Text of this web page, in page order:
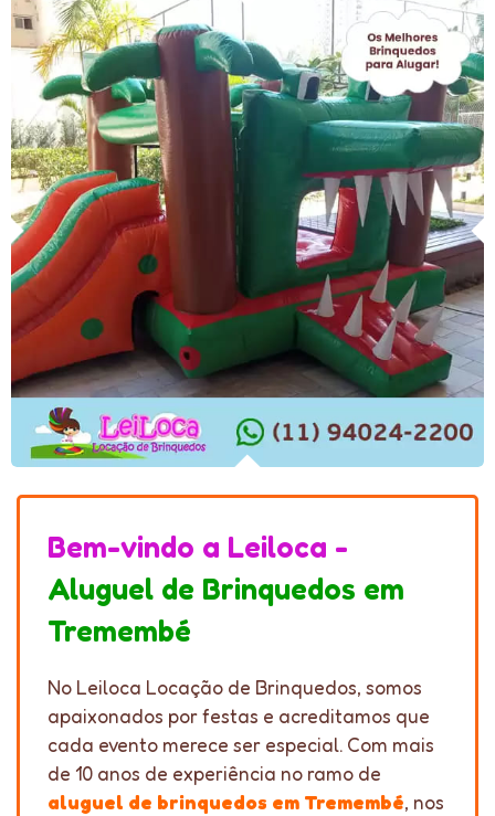
Bem-vindo a Leiloca -
Aluguel de Brinquedos em
Tremembé
No Leiloca Locação de Brinquedos, somos
apaixonados por festas e acreditamos que
cada evento merece ser especial. Com mais
de 10 anos de experiência no ramo de
aluguel de brinquedos em Tremembé, nos